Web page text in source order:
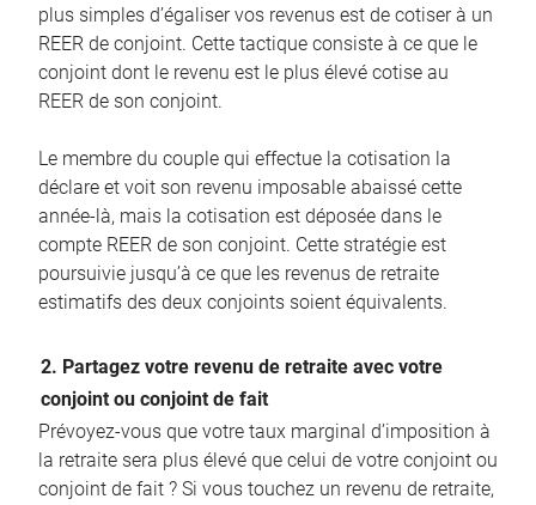
plus simples d’égaliser vos revenus est de cotiser à un
REER de conjoint. Cette tactique consiste à ce que le
conjoint dont le revenu est le plus élevé cotise au
REER de son conjoint.
Le membre du couple qui effectue la cotisation la
déclare et voit son revenu imposable abaissé cette
année-là, mais la cotisation est déposée dans le
compte REER de son conjoint. Cette stratégie est
poursuivie jusqu’à ce que les revenus de retraite
estimatifs des deux conjoints soient équivalents.
2. Partagez votre revenu de retraite avec votre
conjoint ou conjoint de fait
Prévoyez-vous que votre taux marginal d’imposition à
la retraite sera plus élevé que celui de votre conjoint ou
conjoint de fait ? Si vous touchez un revenu de retraite,